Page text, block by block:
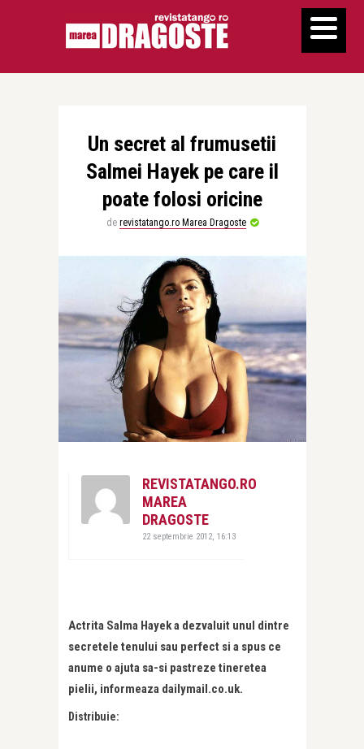
Un secret al frumusetii
Salmei Hayek pe care il
poate folosi oricine
de revistatango.ro Marea Dragoste
REVISTATANGO.RO
MAREA
DRAGOSTE
22 septembrie 2012, 16:13
Actrita Salma Hayek a dezvaluit unul dintre
secretele tenului sau perfect si a spus ce
anume o ajuta sa-si pastreze tineretea
pielii, informeaza dailymail.co.uk.
Distribuie: